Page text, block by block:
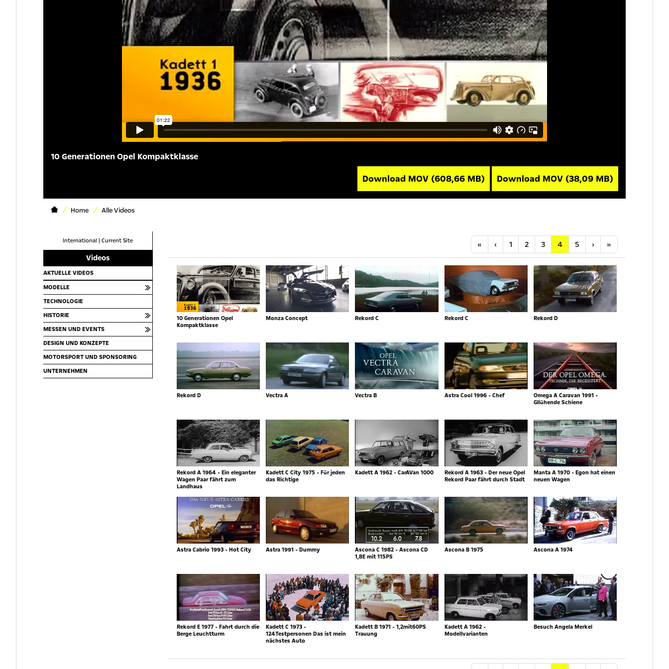
10 Generationen Opel Kompaktklasse
Download MOV (608,66 MB) Download MOV (38,09 MB)
Home Alle Videos
International | Current Site
Videos
AKTUELLE VIDEOS
MODELLE
TECHNOLOGIE
HISTORIE
MESSEN UND EVENTS
DESIGN UND KONZEPTE
MOTORSPORT UND SPONSORING
UNTERNEHMEN
« Anfang
‹ Vorherige
1 2 3 4 5 ›Nächste
»
10 Generationen Opel
Kompaktklasse
Monza Concept Rekord C Rekord C Rekord D
Rekord D Vectra A Vectra B Astra Cool 1996 - Chef
Omega A Caravan 1991 -
Gllühende Schiene
Rekord A 1964 - Ein eleganter
Wagen Paar fährt zum
Landhaus
Kadett C City 1975 - Für jeden
das Richtige
Kadett A 1962 - CarAVan 1000
Rekord A 1963 - Der neue Opel
Rekord Paar fährt durch Stadt
Manta A 1970 - Egon hat einen
neuen Wagen
Astra Cabrio 1993 - Hot City Astra 1991 - Dummy
Ascona C 1982 - Ascona CD
1,8E mit 115PS
Ascona B 1975 Ascona A 1974
Rekord E 1977 - Fahrt durch die
Berge Leuchtturm
Kadett C 1973 -
124Testpersonen Das ist mein
nächstes Auto
Kadett B 1971 - 1,2mit60PS
Trauung
Kadett A 1962 -
Modellvarianten
Besuch Angela Merkel